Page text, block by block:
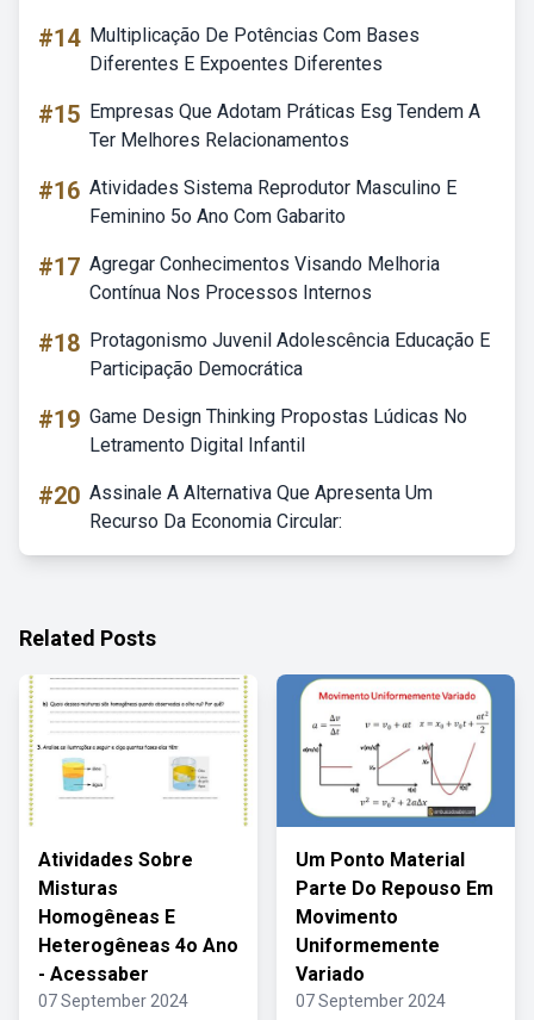
#14 Multiplicação De Potências Com Bases
Diferentes E Expoentes Diferentes
#15 Empresas Que Adotam Práticas Esg Tendem A
Ter Melhores Relacionamentos
#16 Atividades Sistema Reprodutor Masculino E
Feminino 5o Ano Com Gabarito
#17 Agregar Conhecimentos Visando Melhoria
Contínua Nos Processos Internos
#18 Protagonismo Juvenil Adolescência Educação E
Participação Democrática
#19 Game Design Thinking Propostas Lúdicas No
Letramento Digital Infantil
#20 Assinale A Alternativa Que Apresenta Um
Recurso Da Economia Circular:
Related Posts
Atividades Sobre
Misturas
Homogêneas E
Heterogêneas 4o Ano
- Acessaber
07 September 2024
Um Ponto Material
Parte Do Repouso Em
Movimento
Uniformemente
Variado
07 September 2024